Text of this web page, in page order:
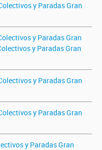
y Paradas Gran
y Paradas Gran
y Paradas Gran
y Paradas Gran
y Paradas Gran
y Paradas Gran